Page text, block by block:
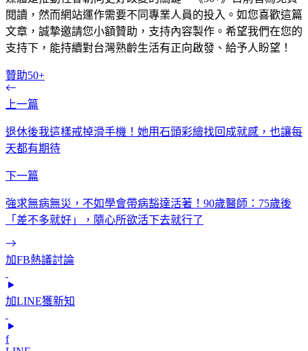
閱讀，然而網站運作需要不同專業人員的投入。如您喜歡這篇
文章，誠摯邀請您小額贊助，支持內容製作。希望我們在您的
支持下，能持續對台灣熟齡生活有正向啟發、給予人盼望！
贊助50+
上一篇
退休後我這樣戒掉滑手機！她用石頭彩繪找回成就感，也讓每
天都有期待
下一篇
強求無病無災，不如學會帶病豁達活著！90歲醫師：75歲後
「差不多就好」，隨心所欲活下去就行了
加FB熱議討論
加LINE獲新知
f